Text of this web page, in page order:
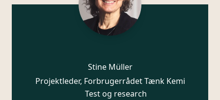
Stine Müller
Projektleder, Forbrugerrådet Tænk Kemi
Test og research